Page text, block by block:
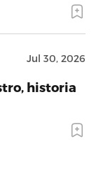
Jul 30, 2026
historia